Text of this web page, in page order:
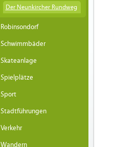
Der Neunkircher Rundweg
Robinsondorf
Schwimmbäder
Skateanlage
Spielplätze
Sport
Stadtführungen
Verkehr
Wandern